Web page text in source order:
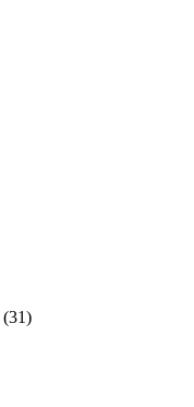
(31)